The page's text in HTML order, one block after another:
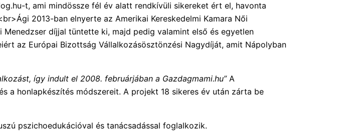
t, ami mindössze fél év alatt rendkívüli sikereket ért el, havonta
2013-ban elnyerte az Amerikai Kereskedelmi Kamara Női
díjjal tüntette ki, majd pedig valamint első és egyetlen
az Európai Bizottság Vállalkozásösztönzési Nagydíját, amit Nápolyban
így indult el 2008. februárjában a Gazdagmami.hu” A
a honlapkészítés módszereit. A projekt 18 sikeres év után zárta be
pszichoedukációval és tanácsadással foglalkozik.